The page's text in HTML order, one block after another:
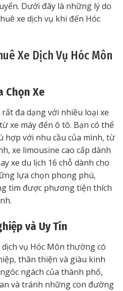
Dưới đây là những lý do
xe dịch vụ khi đến Hóc
Xe Dịch Vụ Hóc Môn
Chọn Xe
rất đa dạng với nhiều loại xe
xe máy đến ô tô. Bạn có thể
hợp với nhu cầu của mình, từ
xe limousine cao cấp dành
xe du lịch 16 chỗ dành cho
lựa chọn phong phú,
tìm được phương tiện thích
và Uy Tín
vụ Hóc Môn thường có
thân thiện và giàu kinh
ngách của thành phố,
và tránh những con đường